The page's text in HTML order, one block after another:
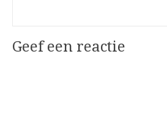
Geef een reactie